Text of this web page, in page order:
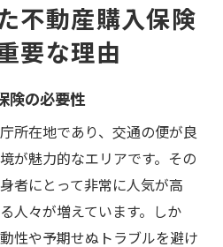
不動産購入保険
要な理由
険の必要性
所在地であり、交通の便が良
が魅力的なエリアです。その
者にとって非常に人気が高
人々が増えています。しか
性や予期せぬトラブルを避け